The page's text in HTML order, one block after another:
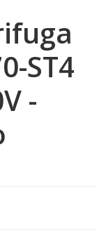
ST4
-